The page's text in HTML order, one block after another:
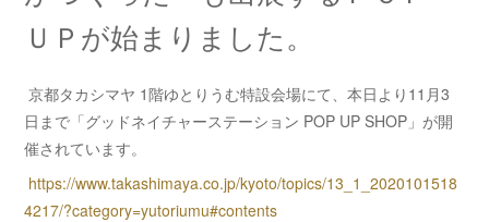
ＵＰが始まりました。
京都タカシマヤ 1階ゆとりうむ特設会場にて、本日より11月3
日まで「グッドネイチャーステーション POP UP SHOP」が開
催されています。
https://www.takashimaya.co.jp/kyoto/topics/13_1_2020101518
4217/?category=yutoriumu#contents